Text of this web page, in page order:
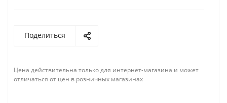
Поделиться
Цена действительна только для интернет-магазина и может
отличаться от цен в розничных магазинах